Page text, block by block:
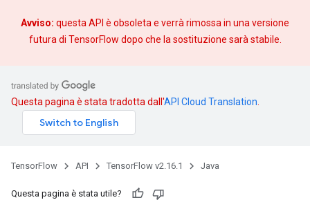
Avviso: questa API è obsoleta e verrà rimossa in una versione
futura di TensorFlow dopo che la sostituzione sarà stabile.
Questa pagina è stata tradotta dall'API Cloud Translation
TensorFlow API TensorFlow v2.16.1 Java
Questa pagina è stata utile?